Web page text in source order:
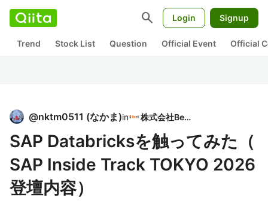
search Login Signup
Trend Stock List Question Official Event Official
@nktm0511 (なかま)in 株式会社BeeX
SAP Databricksを触ってみた（
SAP Inside Track TOKYO 2026
登壇内容）